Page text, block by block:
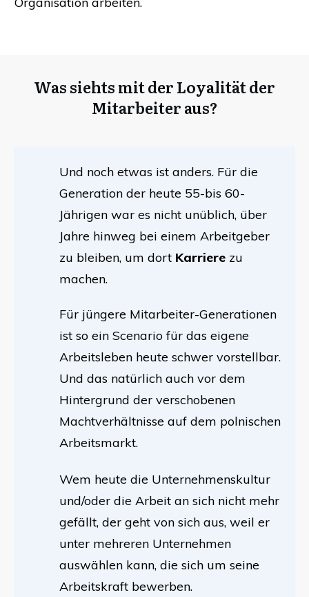
Was siehts mit der Loyalität der
Mitarbeiter aus?
Und noch etwas ist anders. Für die
Generation der heute 55-bis 60-
Jährigen war es nicht unüblich, über
Jahre hinweg bei einem Arbeitgeber
zu bleiben, um dort Karriere zu
machen.
Für jüngere Mitarbeiter-Generationen
ist so ein Scenario für das eigene
Arbeitsleben heute schwer vorstellbar.
Und das natürlich auch vor dem
Hintergrund der verschobenen
Machtverhältnisse auf dem polnischen
Arbeitsmarkt.
Wem heute die Unternehmenskultur
und/oder die Arbeit an sich nicht mehr
gefällt, der geht von sich aus, weil er
unter mehreren Unternehmen
auswählen kann, die sich um seine
Arbeitskraft bewerben.